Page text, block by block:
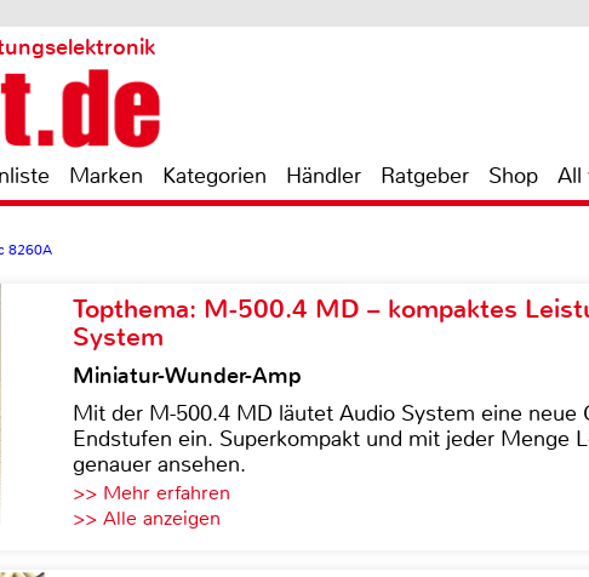
Marken Kategorien Händler Ratgeber Shop All
8260A
Topthema: M-500.4 MD – kompaktes
System
Miniatur-Wunder-Amp
Mit der M-500.4 MD läutet Audio System eine neue
Endstufen ein. Superkompakt und mit jeder Menge
genauer ansehen.
>> Mehr erfahren
>> Alle anzeigen